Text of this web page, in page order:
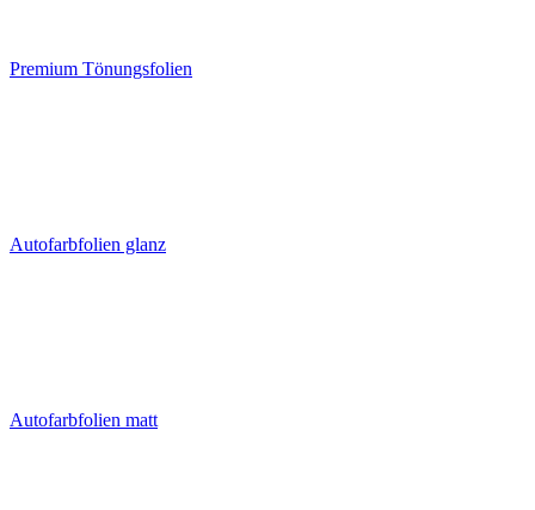
Premium Tönungsfolien
Autofarbfolien glanz
Autofarbfolien matt